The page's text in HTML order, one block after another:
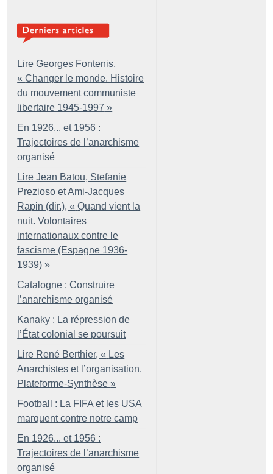
Lire Georges Fontenis,
« Changer le monde. Histoire
du mouvement communiste
libertaire 1945-1997 »
En 1926... et 1956 :
Trajectoires de l’anarchisme
organisé
Lire Jean Batou, Stefanie
Prezioso et Ami-Jacques
Rapin (dir.), « Quand vient la
nuit. Volontaires
internationaux contre le
fascisme (Espagne 1936-
1939) »
Catalogne : Construire
l’anarchisme organisé
Kanaky : La répression de
l’État colonial se poursuit
Lire René Berthier, « Les
Anarchistes et l’organisation.
Plateforme-Synthèse »
Football : La FIFA et les USA
marquent contre notre camp
En 1926... et 1956 :
Trajectoires de l’anarchisme
organisé